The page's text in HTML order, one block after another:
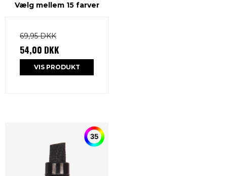
Vælg mellem 15 farver
69,95 DKK
54,00 DKK
VIS PRODUKT